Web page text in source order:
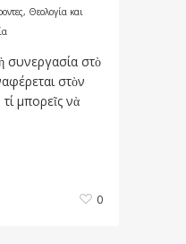
, Θεολογία και
συνεργασία στὸ
στὸν
μπορεῖς νὰ
0